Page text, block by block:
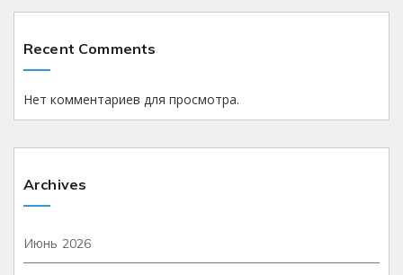
Recent Comments
Нет комментариев для просмотра.
Archives
Июнь 2026